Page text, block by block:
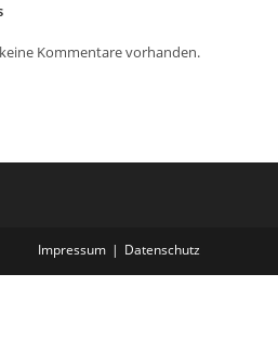
Kommentare vorhanden.
Impressum Datenschutz